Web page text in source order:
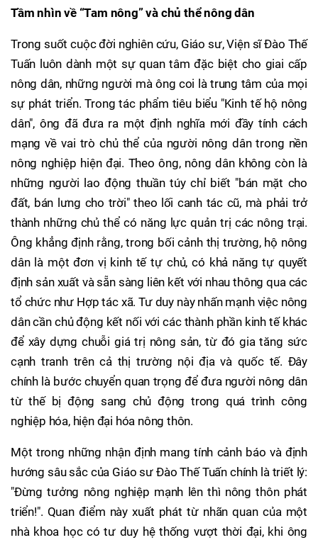
Tầm nhìn về “Tam nông” và chủ thể nông dân
Trong suốt cuộc đời nghiên cứu, Giáo sư, Viện sĩ Đào Thế
Tuấn luôn dành một sự quan tâm đặc biệt cho giai cấp
nông dân, những người mà ông coi là trung tâm của mọi
sự phát triển. Trong tác phẩm tiêu biểu "Kinh tế hộ nông
dân", ông đã đưa ra một định nghĩa mới đầy tính cách
mạng về vai trò chủ thể của người nông dân trong nền
nông nghiệp hiện đại. Theo ông, nông dân không còn là
những người lao động thuần túy chỉ biết "bán mặt cho
đất, bán lưng cho trời" theo lối canh tác cũ, mà phải trở
thành những chủ thể có năng lực quản trị các nông trại.
Ông khẳng định rằng, trong bối cảnh thị trường, hộ nông
dân là một đơn vị kinh tế tự chủ, có khả năng tự quyết
định sản xuất và sẵn sàng liên kết với nhau thông qua các
tổ chức như Hợp tác xã. Tư duy này nhấn mạnh việc nông
dân cần chủ động kết nối với các thành phần kinh tế khác
để xây dựng chuỗi giá trị nông sản, từ đó gia tăng sức
cạnh tranh trên cả thị trường nội địa và quốc tế. Đây
chính là bước chuyển quan trọng để đưa người nông dân
từ thế bị động sang chủ động trong quá trình công
nghiệp hóa, hiện đại hóa nông thôn.
Một trong những nhận định mang tính cảnh báo và định
hướng sâu sắc của Giáo sư Đào Thế Tuấn chính là triết lý:
"Đừng tưởng nông nghiệp mạnh lên thì nông thôn phát
triển!". Quan điểm này xuất phát từ nhãn quan của một
nhà khoa học có tư duy hệ thống vượt thời đại, khi ông